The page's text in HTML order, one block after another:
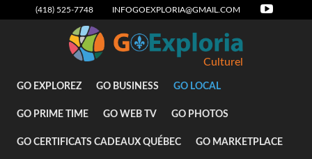
(418) 525-7748 INFOGOEXPLORIA@GMAIL.COM
Culturel
GO EXPLOREZ GO BUSINESS GO LOCAL
GO PRIME TIME GO WEB TV GO PHOTOS
GO CERTIFICATS CADEAUX QUÉBEC GO MARKETPLACE